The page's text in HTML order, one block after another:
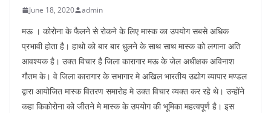
June 18, 2020 admin
मऊ । कोरोना के फैलने से रोकने के लिए मास्क का उपयोग सबसे अधिक
प्रभावी होता है। हाथो को बार बार धुलने के साथ साथ मास्क को लगाना अति
आवश्यक है। उक्त विचार है जिला कारागार मऊ के जेल अधीक्षक अविनाश
गौतम के। वे जिला कारागार के सभागार मे अखिल भारतीय उद्योग व्यापार मण्डल
द्वारा आयोजित मास्क वितरण समारोह मे उक्त विचार व्यक्त कर रहे थे। उन्होंने
कहा किकोरोना को जीतने मे मास्क के उपयोग की भूमिका महत्वपूर्ण है। इस